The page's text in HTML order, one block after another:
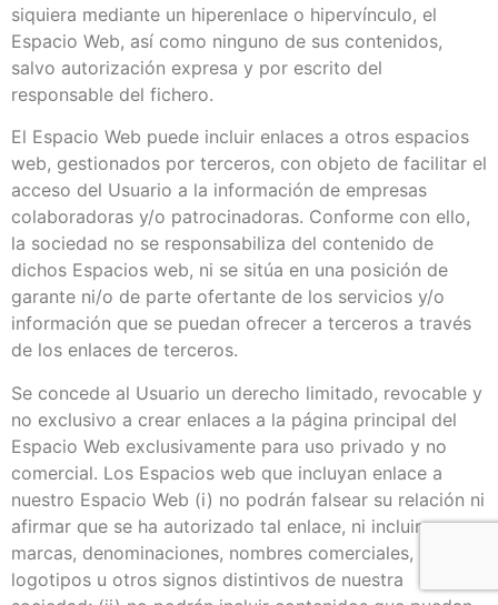
siquiera mediante un hiperenlace o hipervínculo, el
Espacio Web, así como ninguno de sus contenidos,
salvo autorización expresa y por escrito del
responsable del fichero.
El Espacio Web puede incluir enlaces a otros espacios
web, gestionados por terceros, con objeto de facilitar el
acceso del Usuario a la información de empresas
colaboradoras y/o patrocinadoras. Conforme con ello,
la sociedad no se responsabiliza del contenido de
dichos Espacios web, ni se sitúa en una posición de
garante ni/o de parte ofertante de los servicios y/o
información que se puedan ofrecer a terceros a través
de los enlaces de terceros.
Se concede al Usuario un derecho limitado, revocable y
no exclusivo a crear enlaces a la página principal del
Espacio Web exclusivamente para uso privado y no
comercial. Los Espacios web que incluyan enlace a
nuestro Espacio Web (i) no podrán falsear su relación ni
afirmar que se ha autorizado tal enlace, ni incluir
marcas, denominaciones, nombres comerciales,
logotipos u otros signos distintivos de nuestra